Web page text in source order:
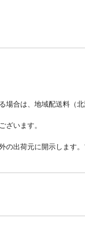
合は、地域配送料（
ざいます。
出荷元に開示します